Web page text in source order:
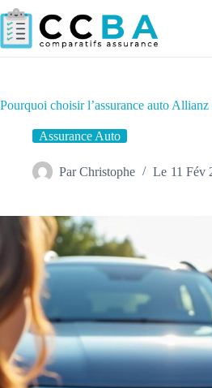
Passer
au
contenu
Pourquoi choisir l’assurance auto Allianz
Assurance Auto
Par Christophe Le 11 Fév